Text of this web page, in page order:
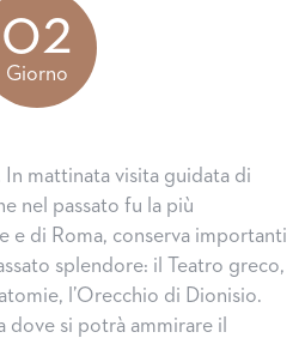
02
Giorno
mattinata visita guidata di
nel passato fu la più
e di Roma, conserva importanti
splendore: il Teatro greco,
l’Orecchio di Dionisio.
dove si potrà ammirare il